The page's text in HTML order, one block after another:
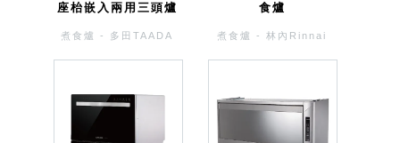
座枱嵌入兩用三頭爐
煮食爐 - 多田TAADA
食爐
煮食爐 - 林內Rinnai